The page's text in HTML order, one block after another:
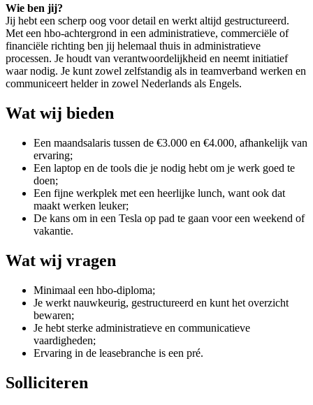
Wie ben jij?
Jij hebt een scherp oog voor detail en werkt altijd gestructureerd.
Met een hbo-achtergrond in een administratieve, commerciële of
financiële richting ben jij helemaal thuis in administratieve
processen. Je houdt van verantwoordelijkheid en neemt initiatief
waar nodig. Je kunt zowel zelfstandig als in teamverband werken en
communiceert helder in zowel Nederlands als Engels.
Wat wij bieden
Een maandsalaris tussen de €3.000 en €4.000, afhankelijk van
ervaring;
Een laptop en de tools die je nodig hebt om je werk goed te
doen;
Een fijne werkplek met een heerlijke lunch, want ook dat
maakt werken leuker;
De kans om in een Tesla op pad te gaan voor een weekend of
vakantie.
Wat wij vragen
Minimaal een hbo-diploma;
Je werkt nauwkeurig, gestructureerd en kunt het overzicht
bewaren;
Je hebt sterke administratieve en communicatieve
vaardigheden;
Ervaring in de leasebranche is een pré.
Solliciteren